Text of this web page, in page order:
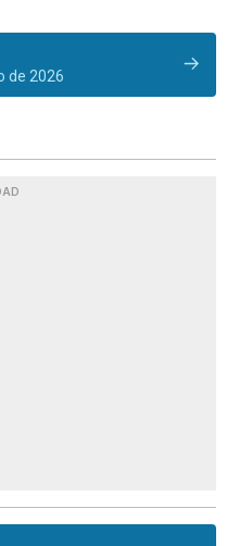
de 2026